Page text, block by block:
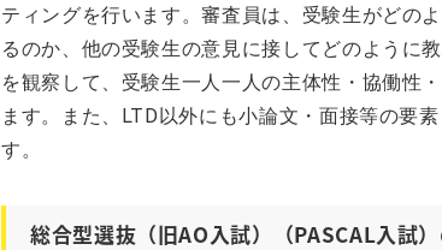
ティングを行います。審査員は、受験生がどの
るのか、他の受験生の意見に接してどのように
を観察して、受験生一人一人の主体性・協働性
ます。また、LTD以外にも小論文・面接等の要
す。
総合型選抜（旧AO入試）（PASCAL入試